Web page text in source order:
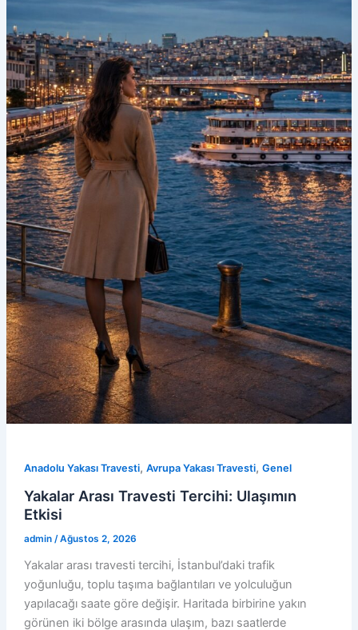
Anadolu Yakası Travesti, Avrupa Yakası Travesti, Genel
Yakalar Arası Travesti Tercihi: Ulaşımın
Etkisi
admin /Ağustos 2, 2026
Yakalar arası travesti tercihi, İstanbul’daki trafik
yoğunluğu, toplu taşıma bağlantıları ve yolculuğun
yapılacağı saate göre değişir. Haritada birbirine yakın
görünen iki bölge arasında ulaşım, bazı saatlerde